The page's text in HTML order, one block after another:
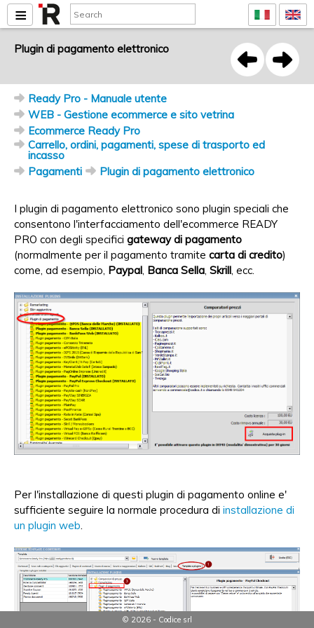
Plugin di pagamento elettronico
Ready Pro - Manuale utente
WEB - Gestione ecommerce e sito vetrina
Ecommerce Ready Pro
Carrello, ordini, pagamenti, spese di trasporto ed
incasso
Pagamenti
Plugin di pagamento elettronico
I plugin di pagamento elettronico sono plugin speciali che
consentono l'interfacciamento dell'ecommerce READY
PRO con degli specifici gateway di pagamento
(normalmente per il pagamento tramite carta di credito)
come, ad esempio, Paypal, Banca Sella, Skrill, ecc.
Per l'installazione di questi plugin di pagamento online e'
sufficiente seguire la normale procedura di installazione di
un plugin web
© 2026 - Codice srl